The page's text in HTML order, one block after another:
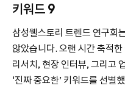
키워드 9
삼성웰스토리 트렌드 연구회
않았습니다. 오랜 시간 축적
리서치, 현장 인터뷰, 그리고
‘진짜 중요한’ 키워드를 선별